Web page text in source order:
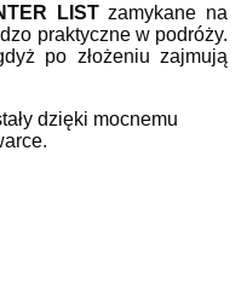
LISTzamykane na
praktyczne w podróży.
po złożeniu zajmują
dzięki mocnemu